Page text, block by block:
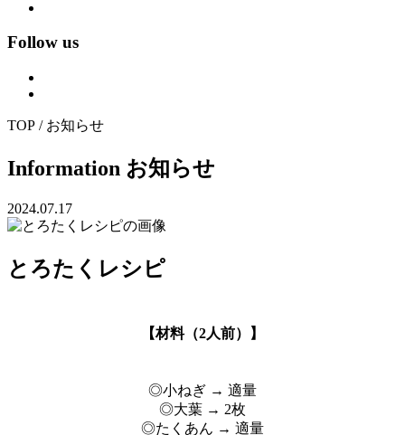
Follow us
TOP / お知らせ
Information お知らせ
2024.07.17
とろたくレシピ
【材料（2人前）】
◎小ねぎ → 適量
◎大葉 → 2枚
◎たくあん → 適量